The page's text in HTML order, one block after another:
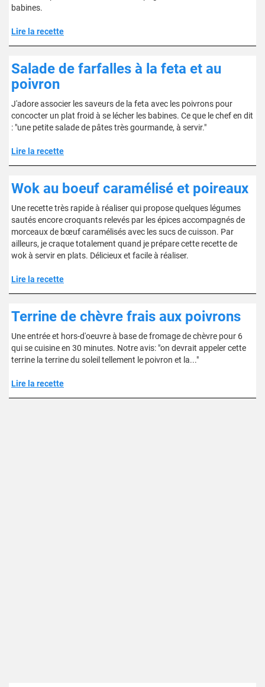
babines.
Lire la recette
Salade de farfalles à la feta et au
poivron
J'adore associer les saveurs de la feta avec les poivrons pour
concocter un plat froid à se lécher les babines. Ce que le chef en dit
: "une petite salade de pâtes très gourmande, à servir."
Lire la recette
Wok au boeuf caramélisé et poireaux
Une recette très rapide à réaliser qui propose quelques légumes
sautés encore croquants relevés par les épices accompagnés de
morceaux de bœuf caramélisés avec les sucs de cuisson. Par
ailleurs, je craque totalement quand je prépare cette recette de
wok à servir en plats. Délicieux et facile à réaliser.
Lire la recette
Terrine de chèvre frais aux poivrons
Une entrée et hors-d'oeuvre à base de fromage de chèvre pour 6
qui se cuisine en 30 minutes. Notre avis: "on devrait appeler cette
terrine la terrine du soleil tellement le poivron et la..."
Lire la recette